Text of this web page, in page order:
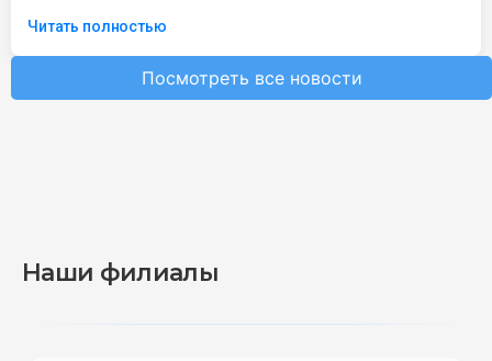
Читать полностью
Посмотреть все новости
Наши филиалы